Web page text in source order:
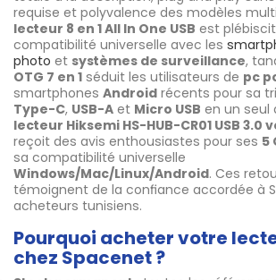
requise et polyvalence des modèles
lecteur 8 en 1 All In One USB est
compatibilité universelle avec les
photo et systèmes de surveillance,
OTG 7 en 1 séduit les utilisateurs de pc
smartphones Android récents pour sa
Type-C, USB-A et Micro USB en un seul
lecteur Hiksemi HS-HUB-CR01 USB 3.0
reçoit des avis enthousiastes pour ses 5
sa compatibilité universelle
Windows/Mac/Linux/Android. Ces
témoignent de la confiance accordée à
acheteurs tunisiens.
Pourquoi acheter votre
chez Spacenet ?